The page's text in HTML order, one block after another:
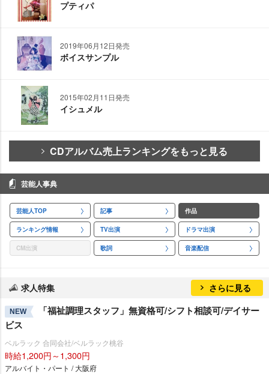
プティパ
2019年06月12日発売
ボイスサンプル
2015年02月11日発売
イシュメル
CDアルバム売上ランキングをもっと見る
芸能人事典
芸能人TOP 記事 作品
ランキング情報 TV出演 ドラマ出演
CM出演 歌詞 音楽配信
求人特集 さらに見る
NEW
「福祉調理スタッフ」無資格可/シフト相談可/デイサー
ビス
ベルラック 合同会社/ベルラック桃谷
時給1,200円～1,300円
アルバイト・パート / 大阪府